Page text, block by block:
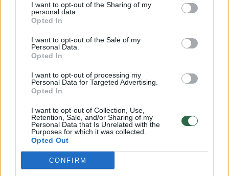
I want to opt-out of the Sharing of my
personal data.
Opted In
I want to opt-out of the Sale of my
Personal Data.
Opted In
I want to opt-out of processing my
Personal Data for Targeted Advertising.
Opted In
I want to opt-out of Collection, Use,
Retention, Sale, and/or Sharing of my
Personal Data that Is Unrelated with the
Purposes for which it was collected.
Opted Out
CONFIRM
Gruzino kalbomis – žmona nusidūrė iš meilės – teismas
nepatikėjo
Žinios | Kriminalai
Karys po vėliavos pagerbimo Vilniuje nustebino
Žinios | Videobumas
Ką daryti, jeigu jūsų partneris neištikimas?
Žinios | Psichologas pataria